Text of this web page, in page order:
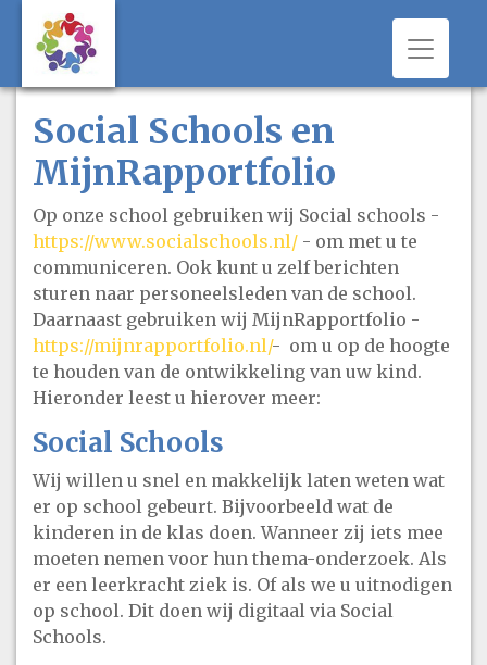
Social Schools en
MijnRapportfolio
Op onze school gebruiken wij Social schools -
https://www.socialschools.nl/ - om met u te
communiceren. Ook kunt u zelf berichten
sturen naar personeelsleden van de school.
Daarnaast gebruiken wij MijnRapportfolio -
https://mijnrapportfolio.nl/- om u op de hoogte
te houden van de ontwikkeling van uw kind.
Hieronder leest u hierover meer:
Social Schools
Wij willen u snel en makkelijk laten weten wat
er op school gebeurt. Bijvoorbeeld wat de
kinderen in de klas doen. Wanneer zij iets mee
moeten nemen voor hun thema-onderzoek. Als
er een leerkracht ziek is. Of als we u uitnodigen
op school. Dit doen wij digitaal via Social
Schools.